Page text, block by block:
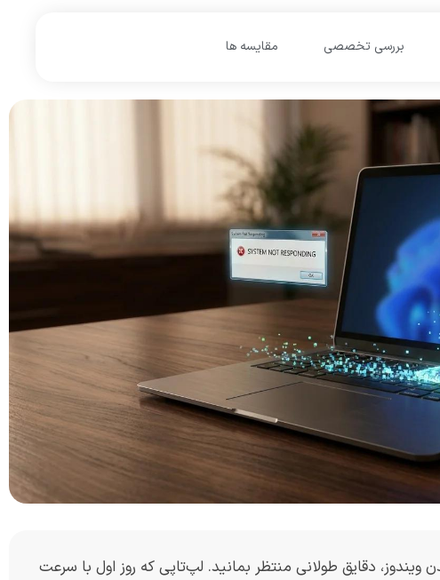
بررسی تخصصی مقایسه ها
دقایق طولانی منتظر بمانید. لپ‌تاپی که روز اول با سرعت